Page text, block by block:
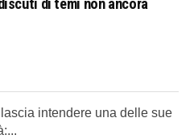
intendere una delle sue